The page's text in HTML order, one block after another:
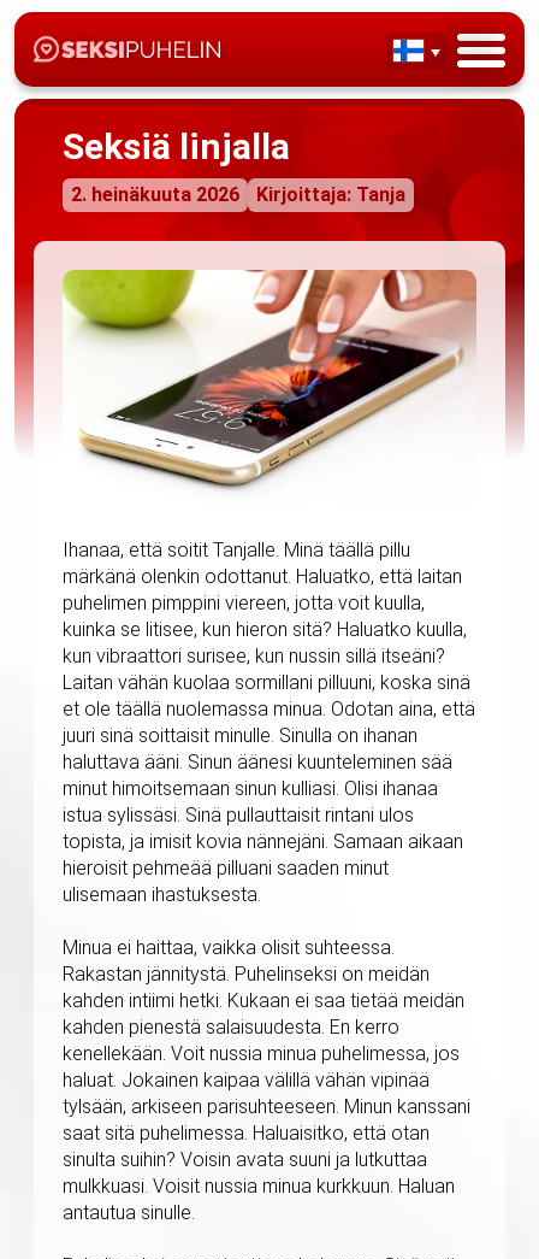
Seksiä linjalla
2. heinäkuuta 2026 Kirjoittaja: Tanja
Ihanaa, että soitit Tanjalle. Minä täällä pillu
märkänä olenkin odottanut. Haluatko, että laitan
puhelimen pimppini viereen, jotta voit kuulla,
kuinka se litisee, kun hieron sitä? Haluatko kuulla,
kun vibraattori surisee, kun nussin sillä itseäni?
Laitan vähän kuolaa sormillani pilluuni, koska sinä
et ole täällä nuolemassa minua. Odotan aina, että
juuri sinä soittaisit minulle. Sinulla on ihanan
haluttava ääni. Sinun äänesi kuunteleminen sää
minut himoitsemaan sinun kulliasi. Olisi ihanaa
istua sylissäsi. Sinä pullauttaisit rintani ulos
topista, ja imisit kovia nännejäni. Samaan aikaan
hieroisit pehmeää pilluani saaden minut
ulisemaan ihastuksesta.
Minua ei haittaa, vaikka olisit suhteessa.
Rakastan jännitystä. Puhelinseksi on meidän
kahden intiimi hetki. Kukaan ei saa tietää meidän
kahden pienestä salaisuudesta. En kerro
kenellekään. Voit nussia minua puhelimessa, jos
haluat. Jokainen kaipaa välillä vähän vipinää
tylsään, arkiseen parisuhteeseen. Minun kanssani
saat sitä puhelimessa. Haluaisitko, että otan
sinulta suihin? Voisin avata suuni ja lutkuttaa
mulkkuasi. Voisit nussia minua kurkkuun. Haluan
antautua sinulle.